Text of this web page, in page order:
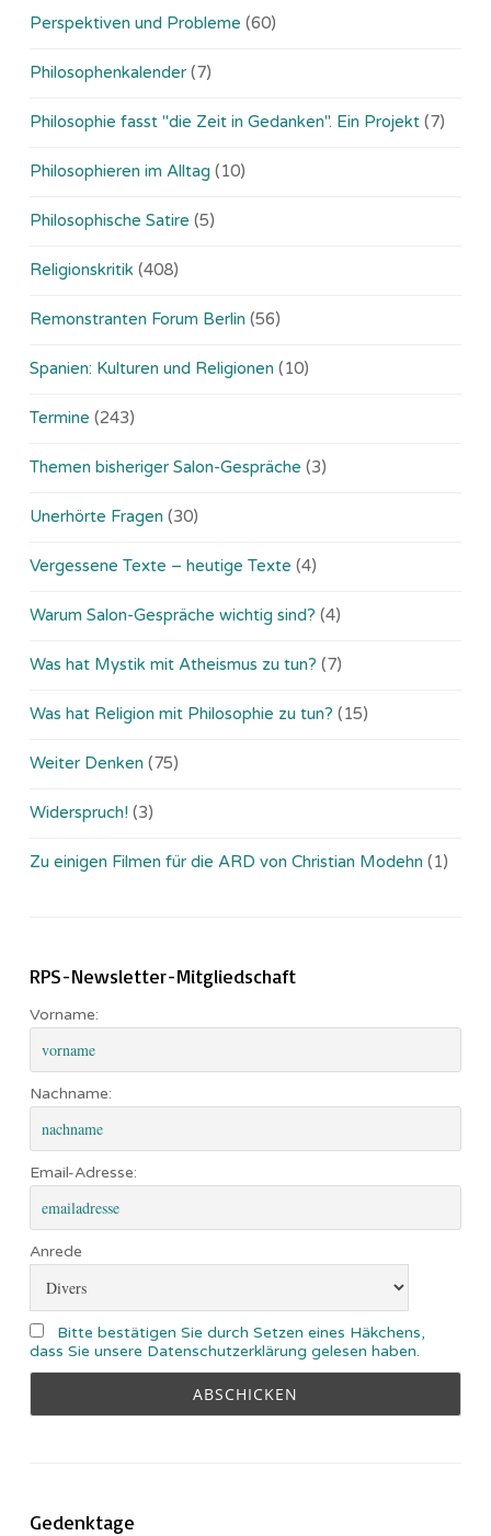
Perspektiven und Probleme (60)
Philosophenkalender (7)
Philosophie fasst "die Zeit in Gedanken". Ein Projekt (7)
Philosophieren im Alltag (10)
Philosophische Satire (5)
Religionskritik (408)
Remonstranten Forum Berlin (56)
Spanien: Kulturen und Religionen (10)
Termine (243)
Themen bisheriger Salon-Gespräche (3)
Unerhörte Fragen (30)
Vergessene Texte – heutige Texte (4)
Warum Salon-Gespräche wichtig sind? (4)
Was hat Mystik mit Atheismus zu tun? (7)
Was hat Religion mit Philosophie zu tun? (15)
Weiter Denken (75)
Widerspruch! (3)
Zu einigen Filmen für die ARD von Christian Modehn (1)
RPS-Newsletter-Mitgliedschaft
Vorname:
Nachname:
Email-Adresse:
Anrede
Bitte bestätigen Sie durch Setzen eines Häkchens,
dass Sie unsere Datenschutzerklärung gelesen haben.
Gedenktage